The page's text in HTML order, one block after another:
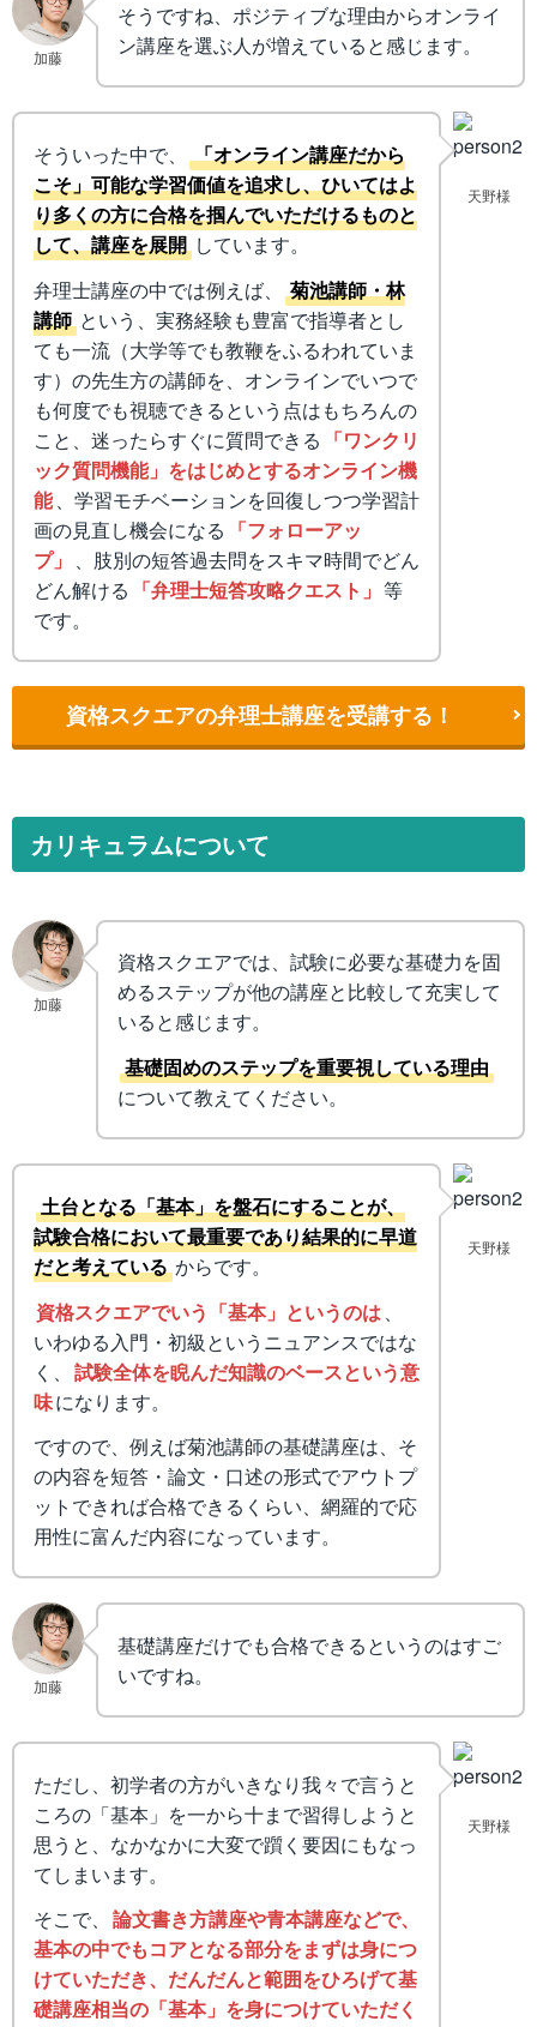
加藤
そうですね、ポジティブな理由からオンライ
ン講座を選ぶ人が増えていると感じます。
天野様
そういった中で、
「オンライン講座だから
こそ」可能な学習価値を追求し、ひいてはよ
り多くの方に合格を掴んでいただけるものと
して、講座を展開 しています。
弁理士講座の中では例えば、
菊池講師・林
講師 という、実務経験も豊富で指導者とし
ても一流（大学等でも教鞭をふるわれていま
す）の先生方の講師を、オンラインでいつで
も何度でも視聴できるという点はもちろんの
こと、迷ったらすぐに質問できる 「ワンクリ
ック質問機能」をはじめとするオンライン機
能、学習モチベーションを回復しつつ学習計
画の見直し機会になる 「フォローアッ
プ」 、肢別の短答過去問をスキマ時間でどん
どん解ける 「弁理士短答攻略クエスト」 等
です。
資格スクエアの弁理士講座を受講する！
カリキュラムについて
加藤
資格スクエアでは、試験に必要な基礎力を固
めるステップが他の講座と比較して充実して
いると感じます。
基礎固めのステップを重要視している理由
について教えてください。
天野様
土台となる「基本」を盤石にすることが、
試験合格において最重要であり結果的に早道
だと考えている からです。
資格スクエアでいう「基本」というのは、
いわゆる入門・初級というニュアンスではな
く、 試験全体を睨んだ知識のベースという意
味になります。
ですので、例えば菊池講師の基礎講座は、そ
の内容を短答・論文・口述の形式でアウトプ
ットできれば合格できるくらい、網羅的で応
用性に富んだ内容になっています。
加藤
基礎講座だけでも合格できるというのはすご
いですね。
天野様
ただし、初学者の方がいきなり我々で言うと
ころの「基本」を一から十まで習得しようと
思うと、なかなかに大変で躓く要因にもなっ
てしまいます。
そこで、 論文書き方講座や青本講座などで、
基本の中でもコアとなる部分をまずは身につ
けていただき、だんだんと範囲をひろげて基
礎講座相当の「基本」を身につけていただく